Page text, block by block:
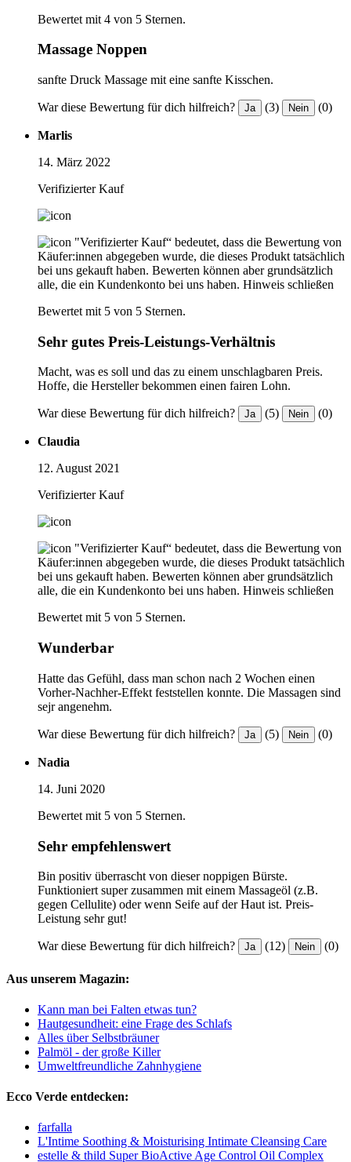
Bewertet mit 4 von 5 Sternen.
Massage Noppen
sanfte Druck Massage mit eine sanfte Kisschen.
War diese Bewertung für dich hilfreich? Ja (3) Nein (0)
Marlis
14. März 2022
Verifizierter Kauf
"Verifizierter Kauf“ bedeutet, dass die Bewertung von
Käufer:innen abgegeben wurde, die dieses Produkt tatsächlich
bei uns gekauft haben. Bewerten können aber grundsätzlich
alle, die ein Kundenkonto bei uns haben. Hinweis schließen
Bewertet mit 5 von 5 Sternen.
Sehr gutes Preis-Leistungs-Verhältnis
Macht, was es soll und das zu einem unschlagbaren Preis.
Hoffe, die Hersteller bekommen einen fairen Lohn.
War diese Bewertung für dich hilfreich? Ja (5) Nein (0)
Claudia
12. August 2021
Verifizierter Kauf
"Verifizierter Kauf“ bedeutet, dass die Bewertung von
Käufer:innen abgegeben wurde, die dieses Produkt tatsächlich
bei uns gekauft haben. Bewerten können aber grundsätzlich
alle, die ein Kundenkonto bei uns haben. Hinweis schließen
Bewertet mit 5 von 5 Sternen.
Wunderbar
Hatte das Gefühl, dass man schon nach 2 Wochen einen
Vorher-Nachher-Effekt feststellen konnte. Die Massagen sind
sejr angenehm.
War diese Bewertung für dich hilfreich? Ja (5) Nein (0)
Nadia
14. Juni 2020
Bewertet mit 5 von 5 Sternen.
Sehr empfehlenswert
Bin positiv überrascht von dieser noppigen Bürste.
Funktioniert super zusammen mit einem Massageöl (z.B.
gegen Cellulite) oder wenn Seife auf der Haut ist. Preis-
Leistung sehr gut!
War diese Bewertung für dich hilfreich? Ja (12) Nein (0)
Aus unserem Magazin:
Kann man bei Falten etwas tun?
Hautgesundheit: eine Frage des Schlafs
Alles über Selbstbräuner
Palmöl - der große Killer
Umweltfreundliche Zahnhygiene
Ecco Verde entdecken:
farfalla
L'Intime Soothing & Moisturising Intimate Cleansing Care
estelle & thild Super BioActive Age Control Oil Complex